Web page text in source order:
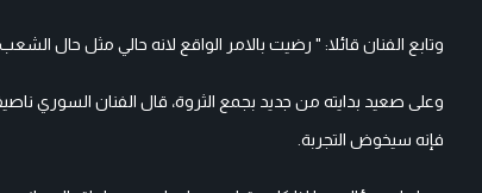
وتابع الفنان قائلا: " رضيت بالامر الواقع لانه حالي مثل حال
وعلى صعيد بدايته من جديد بجمع الثروة، قال الفنان السوري
فإنه سيخوض التجربة.